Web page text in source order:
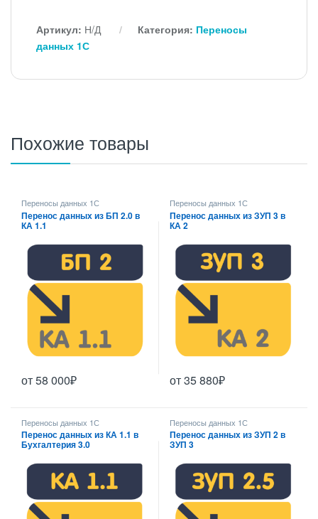
Артикул: Н/Д Категория: Переносы
данных 1С
Похожие товары
Переносы данных 1С
Перенос данных из БП 2.0 в
КА 1.1
от58 000₽
Переносы данных 1С
Перенос данных из ЗУП 3 в
КА 2
от35 880₽
Переносы данных 1С
Перенос данных из КА 1.1 в
Бухгалтерия 3.0
Переносы данных 1С
Перенос данных из ЗУП 2 в
ЗУП 3